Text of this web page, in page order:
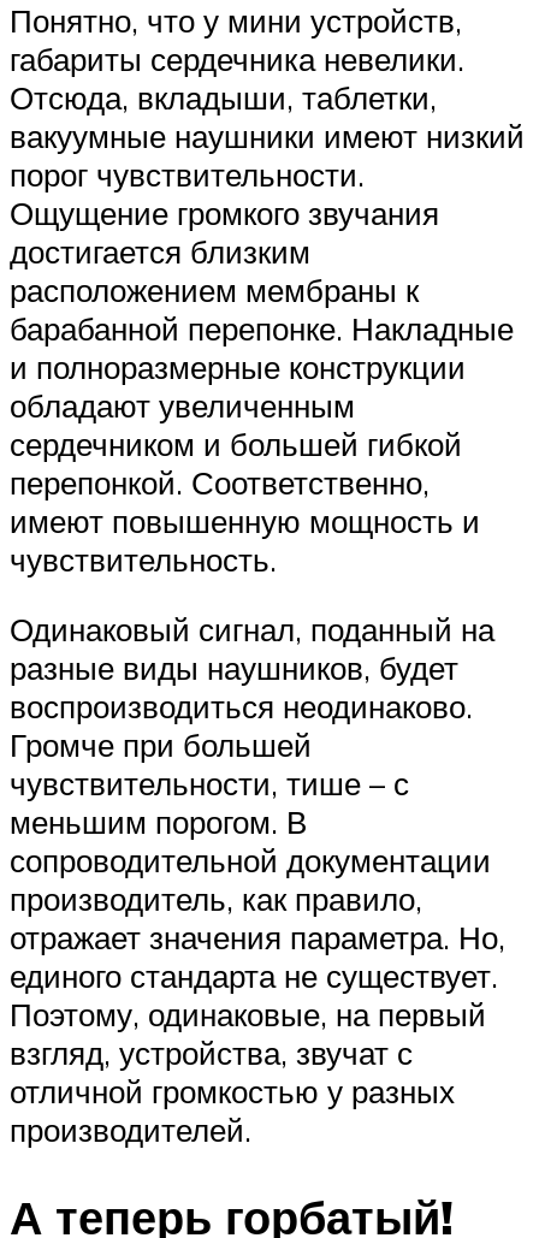
Понятно, что у мини устройств,
габариты сердечника невелики.
Отсюда, вкладыши, таблетки,
вакуумные наушники имеют низкий
порог чувствительности.
Ощущение громкого звучания
достигается близким
расположением мембраны к
барабанной перепонке. Накладные
и полноразмерные конструкции
обладают увеличенным
сердечником и большей гибкой
перепонкой. Соответственно,
имеют повышенную мощность и
чувствительность.
Одинаковый сигнал, поданный на
разные виды наушников, будет
воспроизводиться неодинаково.
Громче при большей
чувствительности, тише – с
меньшим порогом. В
сопроводительной документации
производитель, как правило,
отражает значения параметра. Но,
единого стандарта не существует.
Поэтому, одинаковые, на первый
взгляд, устройства, звучат с
отличной громкостью у разных
производителей.
А теперь горбатый!